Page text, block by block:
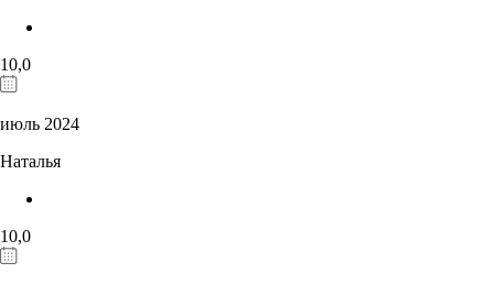
10,0
июль 2024
Наталья
10,0